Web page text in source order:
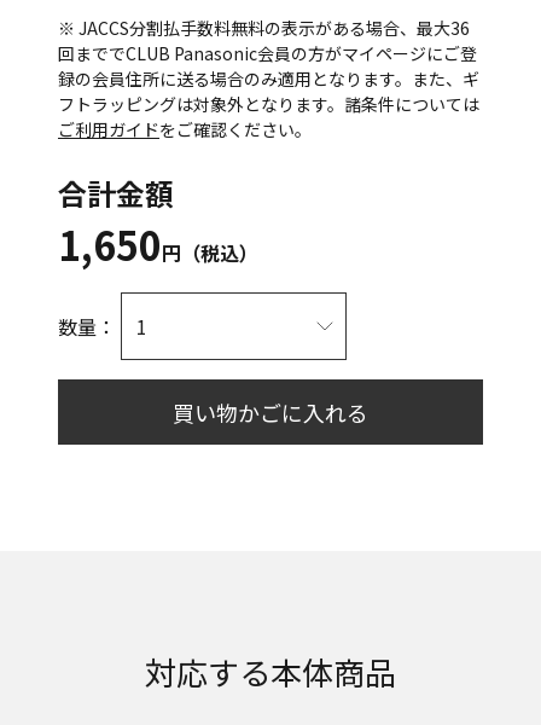
※ JACCS分割払手数料無料の表示がある場合、最大36
回まででCLUB Panasonic会員の方がマイページにご登
録の会員住所に送る場合のみ適用となります。また、ギ
フトラッピングは対象外となります。諸条件については
ご利用ガイドをご確認ください。
合計金額
1,650円（税込）
数量：
買い物かごに入れる
対応する本体商品